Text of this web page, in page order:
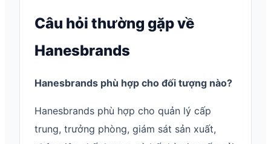
Câu hỏi thường gặp về
Hanesbrands
Hanesbrands phù hợp cho đối tượng nào?
Hanesbrands phù hợp cho quản lý cấp
trung, trưởng phòng, giám sát sản xuất,